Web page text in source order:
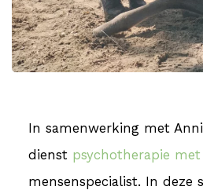
In samenwerking met
dienst psychotherapie
mensenspecialist. In deze